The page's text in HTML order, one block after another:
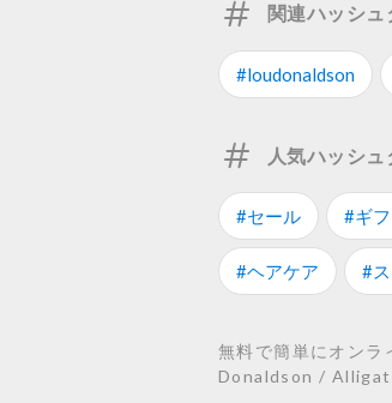
関連ハッシュ
#loudonaldson
人気ハッシュ
#セール #ギフ
#ヘアケア #
無料で簡単にオン
Donaldson /